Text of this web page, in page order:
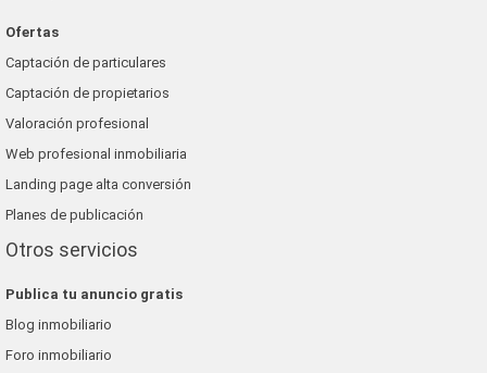
Ofertas
Captación de particulares
Captación de propietarios
Valoración profesional
Web profesional inmobiliaria
Landing page alta conversión
Planes de publicación
Otros servicios
Publica tu anuncio gratis
Blog inmobiliario
Foro inmobiliario